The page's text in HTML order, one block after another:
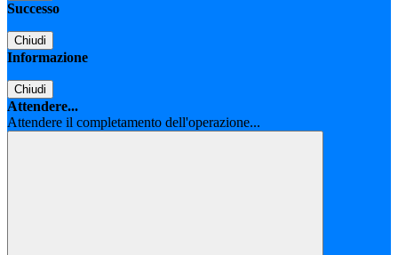
Successo
Chiudi
Informazione
Chiudi
Attendere...
Attendere il completamento dell'operazione...